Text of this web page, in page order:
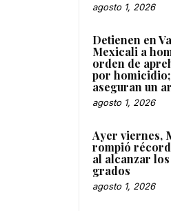
agosto 1, 2026
Detienen en
Mexicali a
orden de
por
aseguran un
agosto 1, 2026
Ayer viernes,
rompió
al alcanzar los
grados
agosto 1, 2026